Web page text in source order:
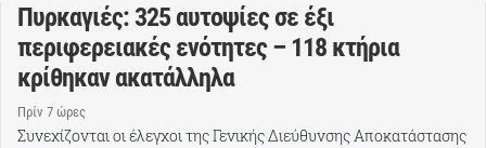
Πυρκαγιές: 325 αυτοψίες σε έξι
περιφερειακές ενότητες – 118 κτήρια
κρίθηκαν ακατάλληλα
Πρίν 7 ώρες
Συνεχίζονται οι έλεγχοι της Γενικής Διεύθυνσης Αποκατάστασης